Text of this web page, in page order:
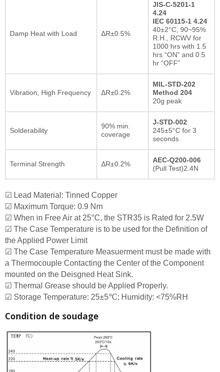
Damp Heat with Load ΔR±0.5%
JIS-C-5201-1
4.24
IEC 60115-1 4.24
40±2°C, 90~95%
R.H., RCWV for
1000 hrs with 1.5
hrs “ON” and 0.5
hr “OFF”
Vibration, High Frequency ΔR±0.2%
MIL-STD-202
Method 204
20g peak
Solderability
90% min.
coverage
J-STD-002
245±5°C for 3
seconds
Terminal Strength ΔR±0.2%
AEC-Q200-006
(Pull Test)2.4N
☑ Lead Material: Tinned Copper
☑ Maximum Torque: 0.9 Nm
☑ When in Free Air at 25°C, the STR35 is Rated for 2.5W
☑ The Case Temperature is to be used for the Definition of
the Applied Power Limit
☑ The Case Temperature Measuerment must be made with
a Thermocouple Contacting the Center of the Component
mounted on the Deisgned Heat Sink.
☑ Thermal Grease should be Applied Properly.
☑ Storage Temperature: 25±5℃; Humidity: <75%RH
Condition de soudage